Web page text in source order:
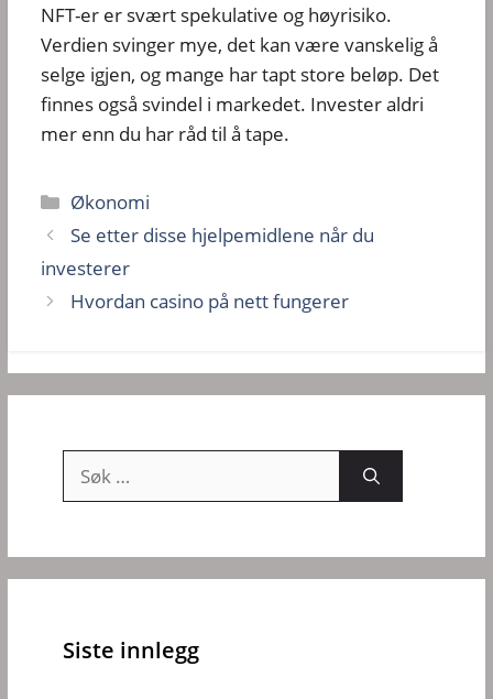
NFT-er er svært spekulative og høyrisiko.
Verdien svinger mye, det kan være vanskelig å
selge igjen, og mange har tapt store beløp. Det
finnes også svindel i markedet. Invester aldri
mer enn du har råd til å tape.
Kategorier
Økonomi
Se etter disse hjelpemidlene når du
investerer
Hvordan casino på nett fungerer
etter:
Siste innlegg